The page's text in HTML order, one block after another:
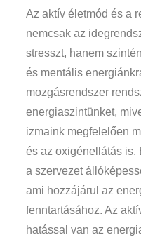
Az aktív életmód és a
nemcsak az
stresszt, hanem
és mentális
mozgásrendszer
energiaszintünket,
izmaink megfelelően
és az oxigénellátás is.
a szervezet
ami hozzájárul az
fenntartásához. Az
hatással van az